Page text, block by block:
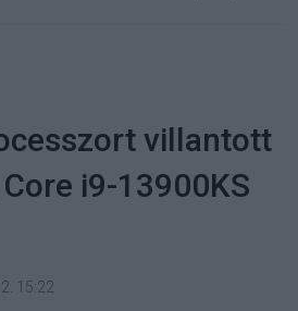
villantott
i9-13900KS
15:22